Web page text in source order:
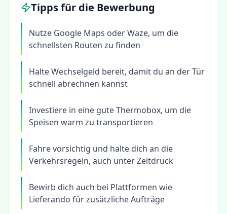
Tipps für die Bewerbung
Nutze Google Maps oder Waze, um die
schnellsten Routen zu finden
Halte Wechselgeld bereit, damit du an der Tür
schnell abrechnen kannst
Investiere in eine gute Thermobox, um die
Speisen warm zu transportieren
Fahre vorsichtig und halte dich an die
Verkehrsregeln, auch unter Zeitdruck
Bewirb dich auch bei Plattformen wie
Lieferando für zusätzliche Aufträge